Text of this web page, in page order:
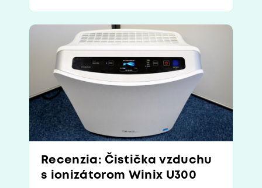
Recenzia: Čistička vzduchu
s ionizátorom Winix U300